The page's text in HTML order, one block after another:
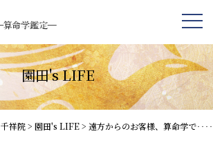
園田's LIFE
千祥院> 園田's LIFE> 遠方からのお客様、算命学で‥‥